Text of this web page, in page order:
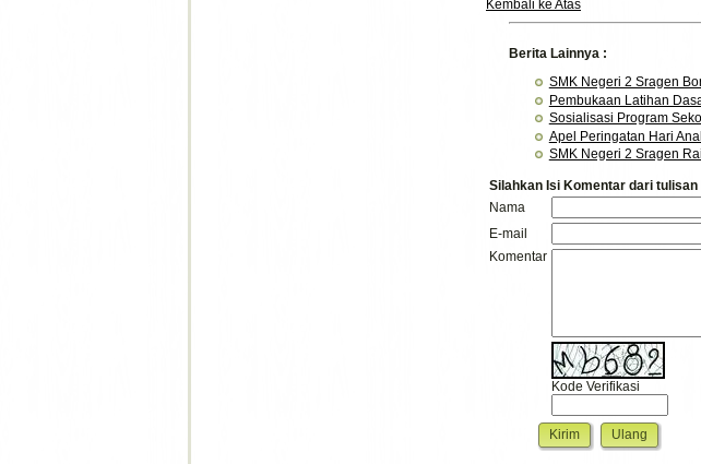
Kembali ke Atas
Berita Lainnya :
SMK Negeri 2 Sragen
Pembukaan Latihan
Sosialisasi Program
Apel Peringatan Hari
SMK Negeri 2 Sragen
Silahkan Isi Komentar dari
Nama
E-mail
Komentar
Kode Verifikasi